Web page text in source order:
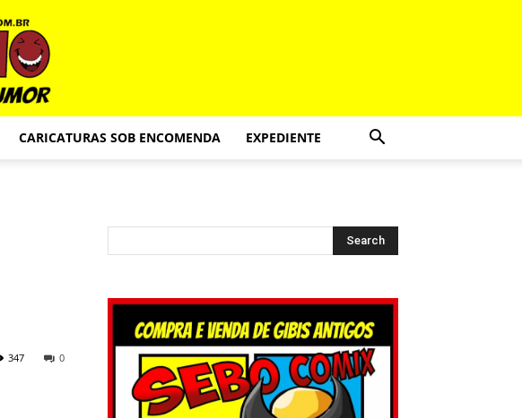
CARICATURAS SOB ENCOMENDA EXPEDIENTE
0
347